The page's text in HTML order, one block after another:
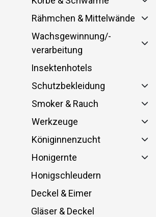
Rähmchen & Mittelwände
Wachsgewinnung/-
verarbeitung
Insektenhotels
Schutzbekleidung
Smoker & Rauch
Werkzeuge
Königinnenzucht
Honigernte
Honigschleudern
Deckel & Eimer
Gläser & Deckel